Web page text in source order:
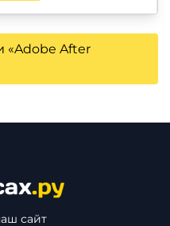
«Adobe After
сайт